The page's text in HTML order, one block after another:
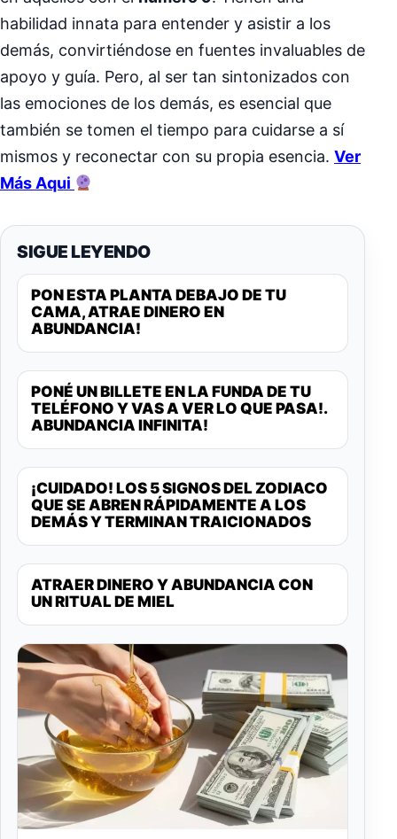
habilidad innata para entender y asistir a los
demás, convirtiéndose en fuentes invaluables de
apoyo y guía. Pero, al ser tan sintonizados con
las emociones de los demás, es esencial que
también se tomen el tiempo para cuidarse a sí
mismos y reconectar con su propia esencia. Ver
Más Aqui
SIGUE LEYENDO
PON ESTA PLANTA DEBAJO DE TU
CAMA, ATRAE DINERO EN
ABUNDANCIA!
PONÉ UN BILLETE EN LA FUNDA DE TU
TELÉFONO Y VAS A VER LO QUE PASA!.
ABUNDANCIA INFINITA!
¡CUIDADO! LOS 5 SIGNOS DEL ZODIACO
QUE SE ABREN RÁPIDAMENTE A LOS
DEMÁS Y TERMINAN TRAICIONADOS
ATRAER DINERO Y ABUNDANCIA CON
UN RITUAL DE MIEL